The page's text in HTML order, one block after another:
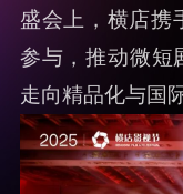
盛会上，横店携
参与，推动微短
走向精品化与国